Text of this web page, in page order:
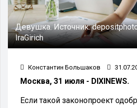
Девушка.Источник:
IraGirich
Константин Большаков
Москва, 31 июля - DIXINEWS.
Если такой законопроект